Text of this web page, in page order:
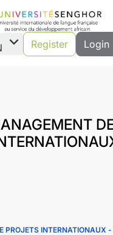
expand_more Register Login
PROJETS INTERNATIONAUX